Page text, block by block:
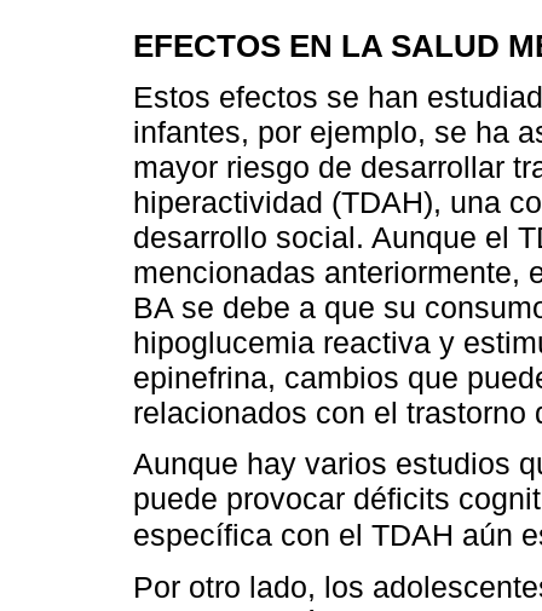
EFECTOS EN LA SALUD
Estos efectos se han
infantes, por ejemplo, se ha
mayor riesgo de desarrollar
hiperactividad (TDAH), una
desarrollo social. Aunque el
mencionadas anteriormente,
BA se debe a que su
hipoglucemia reactiva y
epinefrina, cambios que
relacionados con el trastorno
Aunque hay varios estudios
puede provocar déficits
específica con el TDAH aún
Por otro lado, los